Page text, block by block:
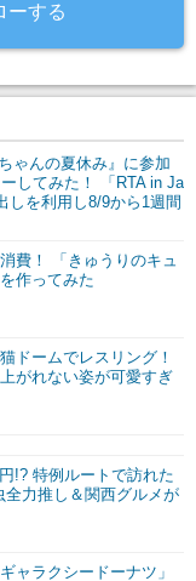
ーする
ゃんの夏休み』に参加
してみた！ 「RTA in Ja
しを利用し8/9から1週間
費！ 「きゅうりのキュ
作ってみた
ドームでレスリング！
がれない姿が可愛すぎ
!? 特例ルートで訪れた
全力推し＆関西グルメが
ャラクシードーナツ」